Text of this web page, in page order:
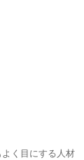
く目にする人材